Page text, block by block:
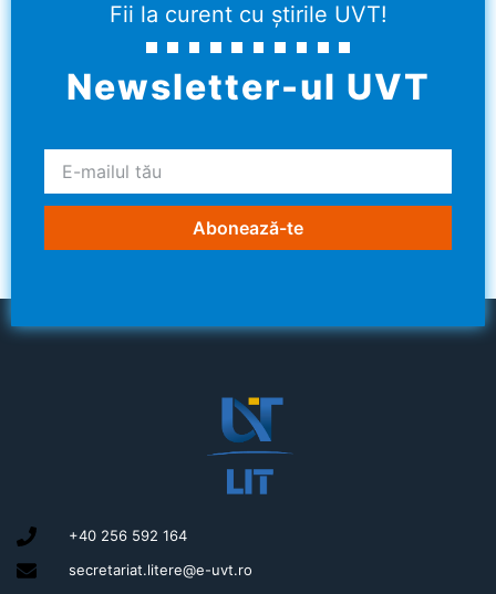
Fii la curent cu știrile UVT!
Newsletter-ul UVT
Abonează-te
+40 256 592 164
secretariat.litere@e-uvt.ro